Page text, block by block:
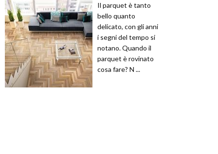
Il parquet è tanto
bello quanto
delicato, con gli anni
i segni del tempo si
notano. Quando il
parquet è rovinato
cosa fare? N ...